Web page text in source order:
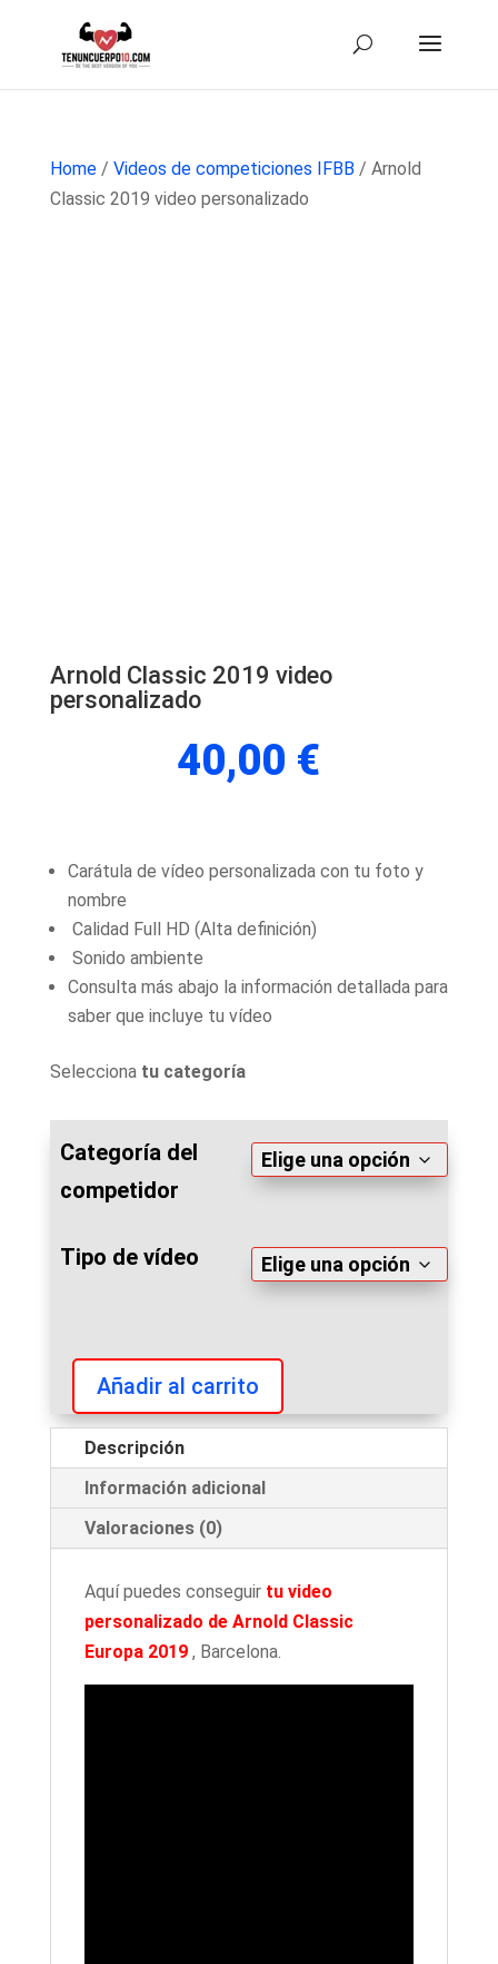
Home/ Videos de competiciones IFBB / Arnold
Classic 2019 video personalizado
Arnold Classic 2019 video
personalizado
40,00 €
Carátula de vídeo personalizada con tu foto y
nombre
Calidad Full HD (Alta definición)
Sonido ambiente
Consulta más abajo la información detallada para
saber que incluye tu vídeo
Selecciona tu categoría
Categoría del
competidor
Tipo de vídeo
Arnold
Classic
2019
video
personalizado
cantidad
Añadir al carrito
Descripción
Información adicional
Valoraciones (0)
Aquí puedes conseguirtu video
personalizado de Arnold Classic
Europa 2019 , Barcelona.